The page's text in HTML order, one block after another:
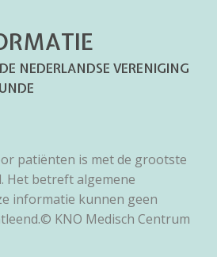
NEDERLANDSE VERENIGING
patiënten is met de grootste
Het betreft algemene
informatie kunnen geen
KNO Medisch Centrum